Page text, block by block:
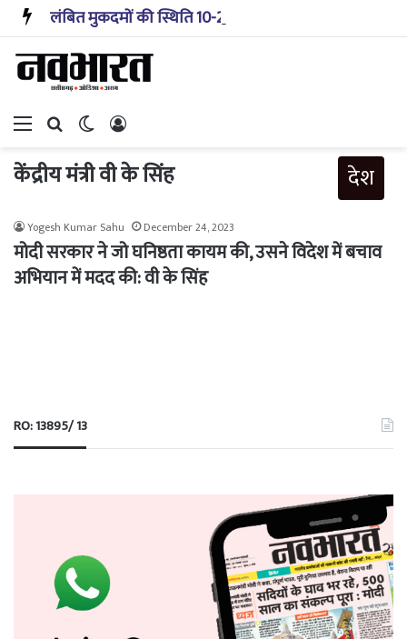
Menu Search forSwitch skin
केंद्रीय मंत्री वी के सिंह देश
Yogesh Kumar Sahu December 24, 2023
मोदी सरकार ने जो घनिष्ठता कायम की, उसने विदेश में बचाव
अभियान में मदद की: वी के सिंह
RO: 13895/ 13